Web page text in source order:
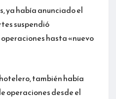
ya había anunciado el
suspendió
hasta «nuevo
también había
operaciones desde el